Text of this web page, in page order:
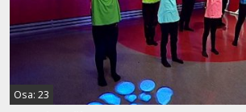
Osa: 23